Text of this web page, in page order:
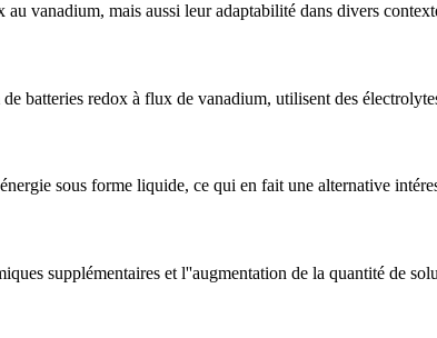
vanadium, mais aussi leur adaptabilité dans divers
batteries redox à flux de vanadium, utilisent des
sous forme liquide, ce qui en fait une alternative
supplémentaires et l''augmentation de la quantité de